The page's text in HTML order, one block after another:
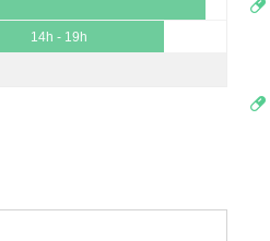
14h - 19h